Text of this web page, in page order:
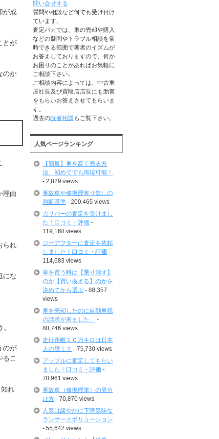
が成
とが
のか
理由
られ
にな
のが
るこ
れ
問い合せする
質問や相談など何でも受け付け
ています。
査定バカでは、車の売却や購入
などの疑問やトラブル相談を常
時できる範囲で著者のイズムが
お答えしておりますので、何か
お困りのことがあればお気軽に
ご相談下さい。
ご相談内容によっては、中古車
屋社長及び買取店店長にも助言
をもらいお答えさせてもらいま
す。
過去の読者相談 もご覧下さい。
人気ページランキング
【簡単】車を高く売る方
法。初めてでも再現可能！
- 2,829 views
事故車や修復歴有り無しの
判断基準 - 200,465 views
ガリバーの査定を受けまし
た！口コミ・評価 -
119,168 views
ジーアフターに査定を依頼
しました！口コミ・評価 -
114,683 views
車を買う時は【乗り潰す】
のか【買い換える】のかを
決めてから選ぶ - 88,357
views
車を売却したのに自動車税
の請求が来ました。
-
80,746 views
走行距離１０万キロは日本
人の壁！？ - 75,730 views
アップルに査定してもらい
ました！口コミ・評価 -
70,961 views
事故車（修復歴車）の見分
け方 - 70,870 views
人気は緩やかに下降気味な
ランサーエボリューション
- 55,642 views